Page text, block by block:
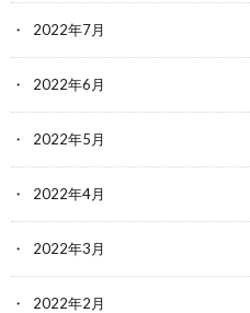
2022年7月
2022年6月
2022年5月
2022年4月
2022年3月
2022年2月